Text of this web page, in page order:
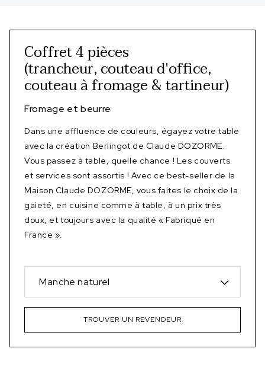
Coffret 4 pièces
(trancheur, couteau d'office,
couteau à fromage & tartineur)
Fromage et beurre
Dans une affluence de couleurs, égayez votre table
avec la création Berlingot de Claude DOZORME.
Vous passez à table, quelle chance ! Les couverts
et services sont assortis ! Avec ce best-seller de la
Maison Claude DOZORME, vous faites le choix de la
gaieté, en cuisine comme à table, à un prix très
doux, et toujours avec la qualité « Fabriqué en
France ».
Manche naturel
TROUVER UN REVENDEUR